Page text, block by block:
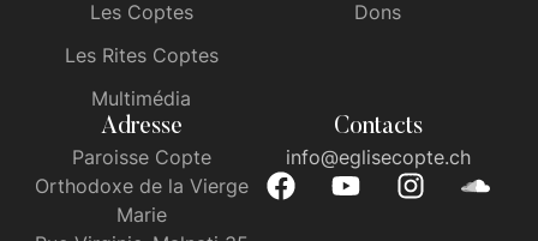
Les Coptes
Les Rites Coptes
Multimédia
Dons
Adresse
Paroisse Copte
Orthodoxe de la Vierge
Marie
Contacts
info@eglisecopte.ch